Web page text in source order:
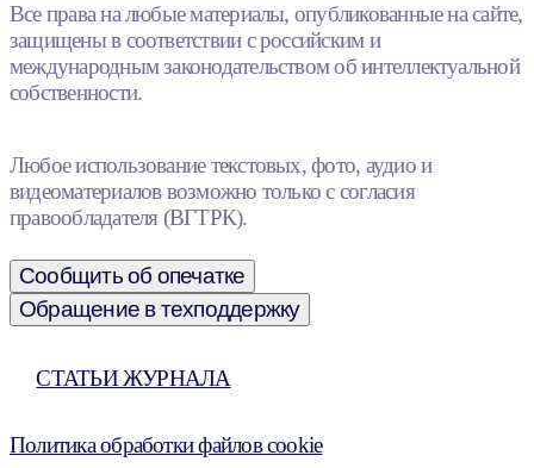
Все права на любые материалы, опубликованные на сайте,
защищены в соответствии с российским и
международным законодательством об интеллектуальной
собственности.
Любое использование текстовых, фото, аудио и
видеоматериалов возможно только с согласия
правообладателя (ВГТРК).
Сообщить об опечатке
Обращение в техподдержку
СТАТЬИ ЖУРНАЛА
Политика обработки файлов cookie